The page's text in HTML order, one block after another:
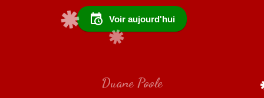
Voir aujourd'hui
Duane Poole